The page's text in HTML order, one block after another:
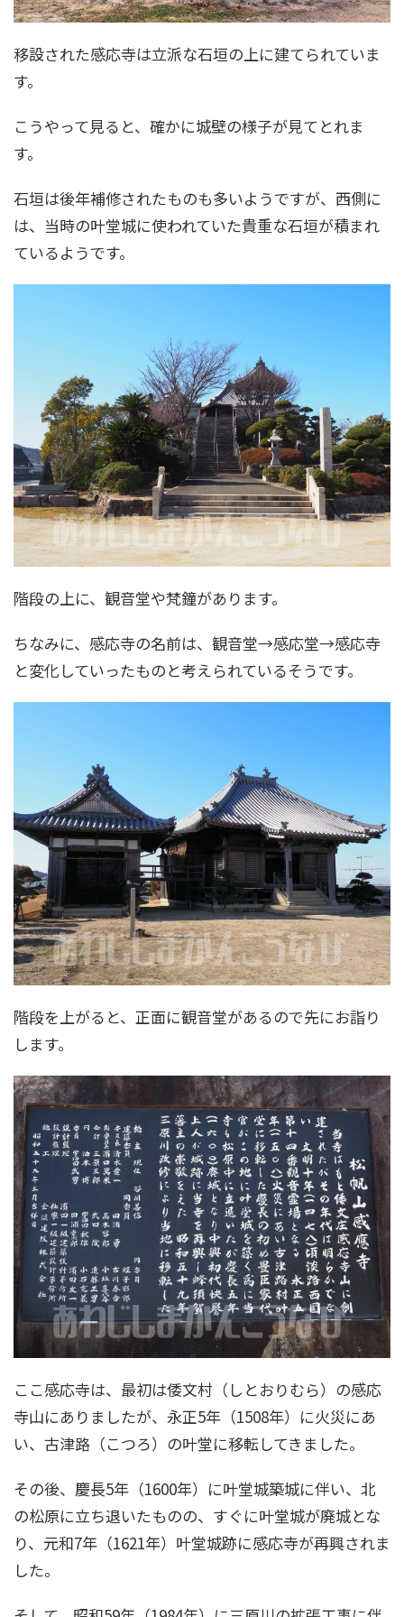
移設された感応寺は立派な石垣の上に建てられていま
す。
こうやって見ると、確かに城壁の様子が見てとれま
す。
石垣は後年補修されたものも多いようですが、西側に
は、当時の叶堂城に使われていた貴重な石垣が積まれ
ているようです。
階段の上に、観音堂や梵鐘があります。
ちなみに、感応寺の名前は、観音堂→感応堂→感応寺
と変化していったものと考えられているそうです。
階段を上がると、正面に観音堂があるので先にお詣り
します。
ここ感応寺は、最初は倭文村（しとおりむら）の感応
寺山にありましたが、永正5年（1508年）に火災にあ
い、古津路（こつろ）の叶堂に移転してきました。
その後、慶長5年（1600年）に叶堂城築城に伴い、北
の松原に立ち退いたものの、すぐに叶堂城が廃城とな
り、元和7年（1621年）叶堂城跡に感応寺が再興されま
した。